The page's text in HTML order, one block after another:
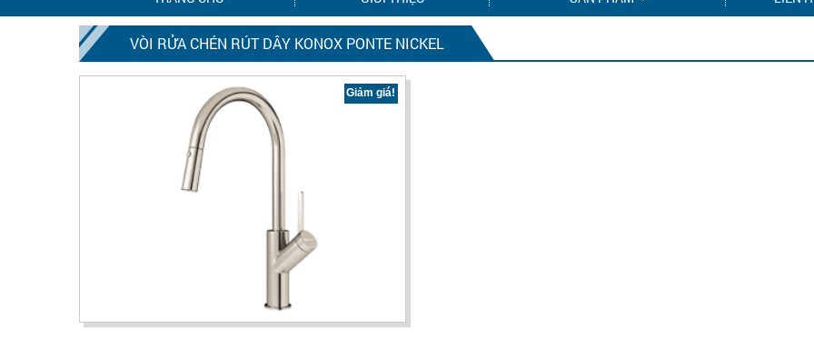
VÒI RỬA CHÉN RÚT DÂY KONOX PONTE NICKEL
Giảm giá!